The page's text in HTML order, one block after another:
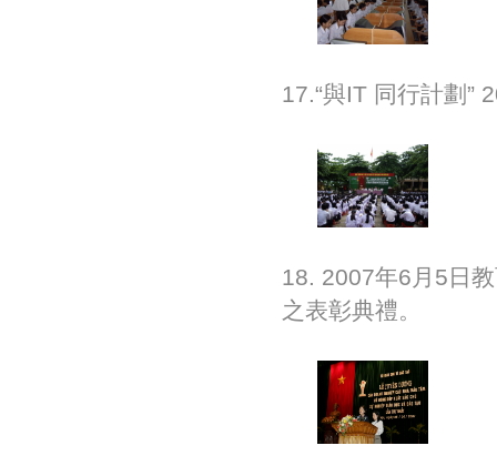
17.“與IT 同行計劃”
18. 2007年6月5日
之表彰典禮。